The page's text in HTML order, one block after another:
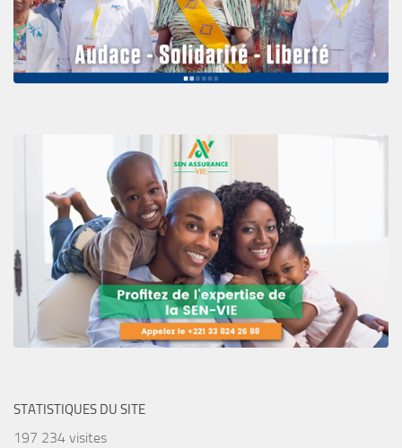
STATISTIQUES DU SITE
197 234 visites